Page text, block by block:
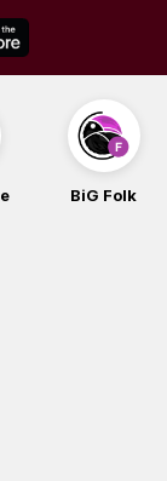
BiG iG